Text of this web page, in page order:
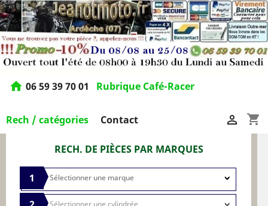
home 06 59 39 70 01 Rubrique Café-Racer
Rech / catégories Contact shopping_cart

RECH. DE PIÈCES PAR MARQUES
1